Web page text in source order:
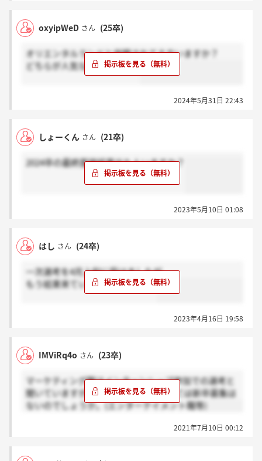
oxyipWeD さん (25卒)
オリエンタルランドと併願されてる方いますか？
どちらが人気なのでしょうか
2024年5月31日 22:43
しょーくん さん (21卒)
2024卒の最終面接結果出た人いますか？
2023年5月10日 01:08
はし さん (24卒)
一次選考を4月上旬に受けましたが、
もう結果来ているかたいますか？
2023年4月16日 19:58
IMViRq4o さん (23卒)
マーケティング職はインターンシップ参加での選考と
聞いていますが、その他の職種については新卒募集は
ないのでしょうか。(エンターテイメント職等)
2021年7月10日 00:12